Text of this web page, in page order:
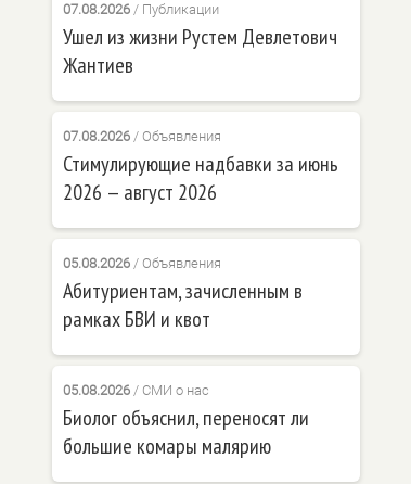
07.08.2026/ Публикации
Ушел из жизни Рустем Девлетович
Жантиев
07.08.2026/ Объявления
Стимулирующие надбавки за июнь
2026 — август 2026
05.08.2026/ Объявления
Абитуриентам, зачисленным в
рамках БВИ и квот
05.08.2026/ СМИ о нас
Биолог объяснил, переносят ли
большие комары малярию